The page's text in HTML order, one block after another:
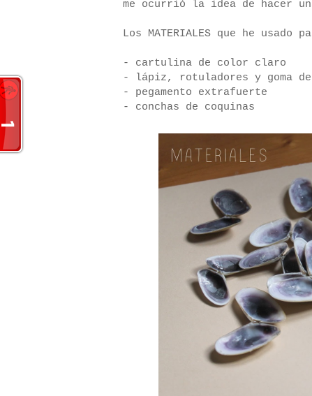
me ocurrió la idea de hacer
Los MATERIALES que he usado
- cartulina de color claro
- lápiz, rotuladores y goma
- pegamento extrafuerte
- conchas de coquinas